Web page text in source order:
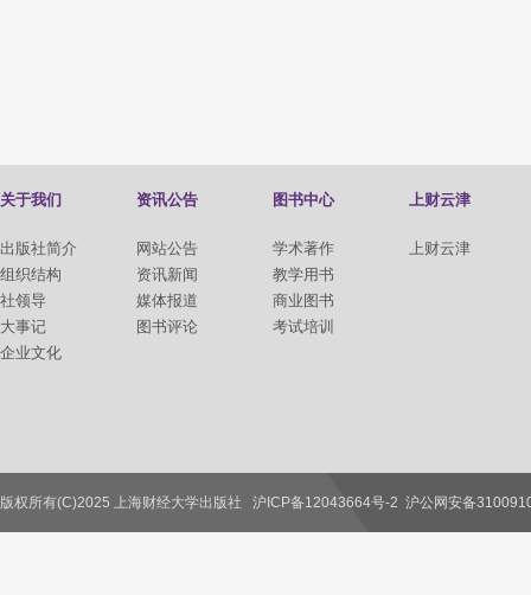
关于我们
出版社简介
组织结构
社领导
大事记
企业文化
资讯公告
网站公告
资讯新闻
媒体报道
图书评论
图书中心
学术著作
教学用书
商业图书
考试培训
上财云津
上财云津
联系我们
版权所有(C)2025 上海财经大学出版社 沪ICP备12043664号-2 沪公网安备